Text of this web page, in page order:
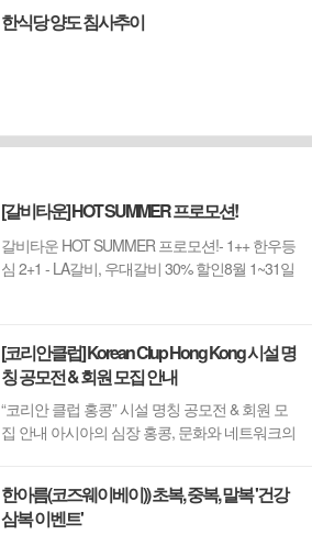
한식당 양도 침사추이
[갈비타운] HOT SUMMER 프로모션!
갈비타운 HOT SUMMER 프로모션!- 1++ 한우등
심 2+1 - LA갈비, 우대갈비 30% 할인8월 1~31일
[코리안클럽] Korean Clup Hong Kong 시설 명
칭 공모전 & 회원 모집 안내
“코리안 클럽 홍콩” 시설 명칭 공모전 & 회원 모
집 안내 아시아의 심장 홍콩, 문화와 네트워크의
홍콩. 이 역동적인 글로벌 허브의 중심에서 한국
의 깊이 있는 문화유산과 세계적 감각을 잇는 새
한아름(코즈웨이베이)) 초복, 중복, 말복 '건강
삼복 이벤트'